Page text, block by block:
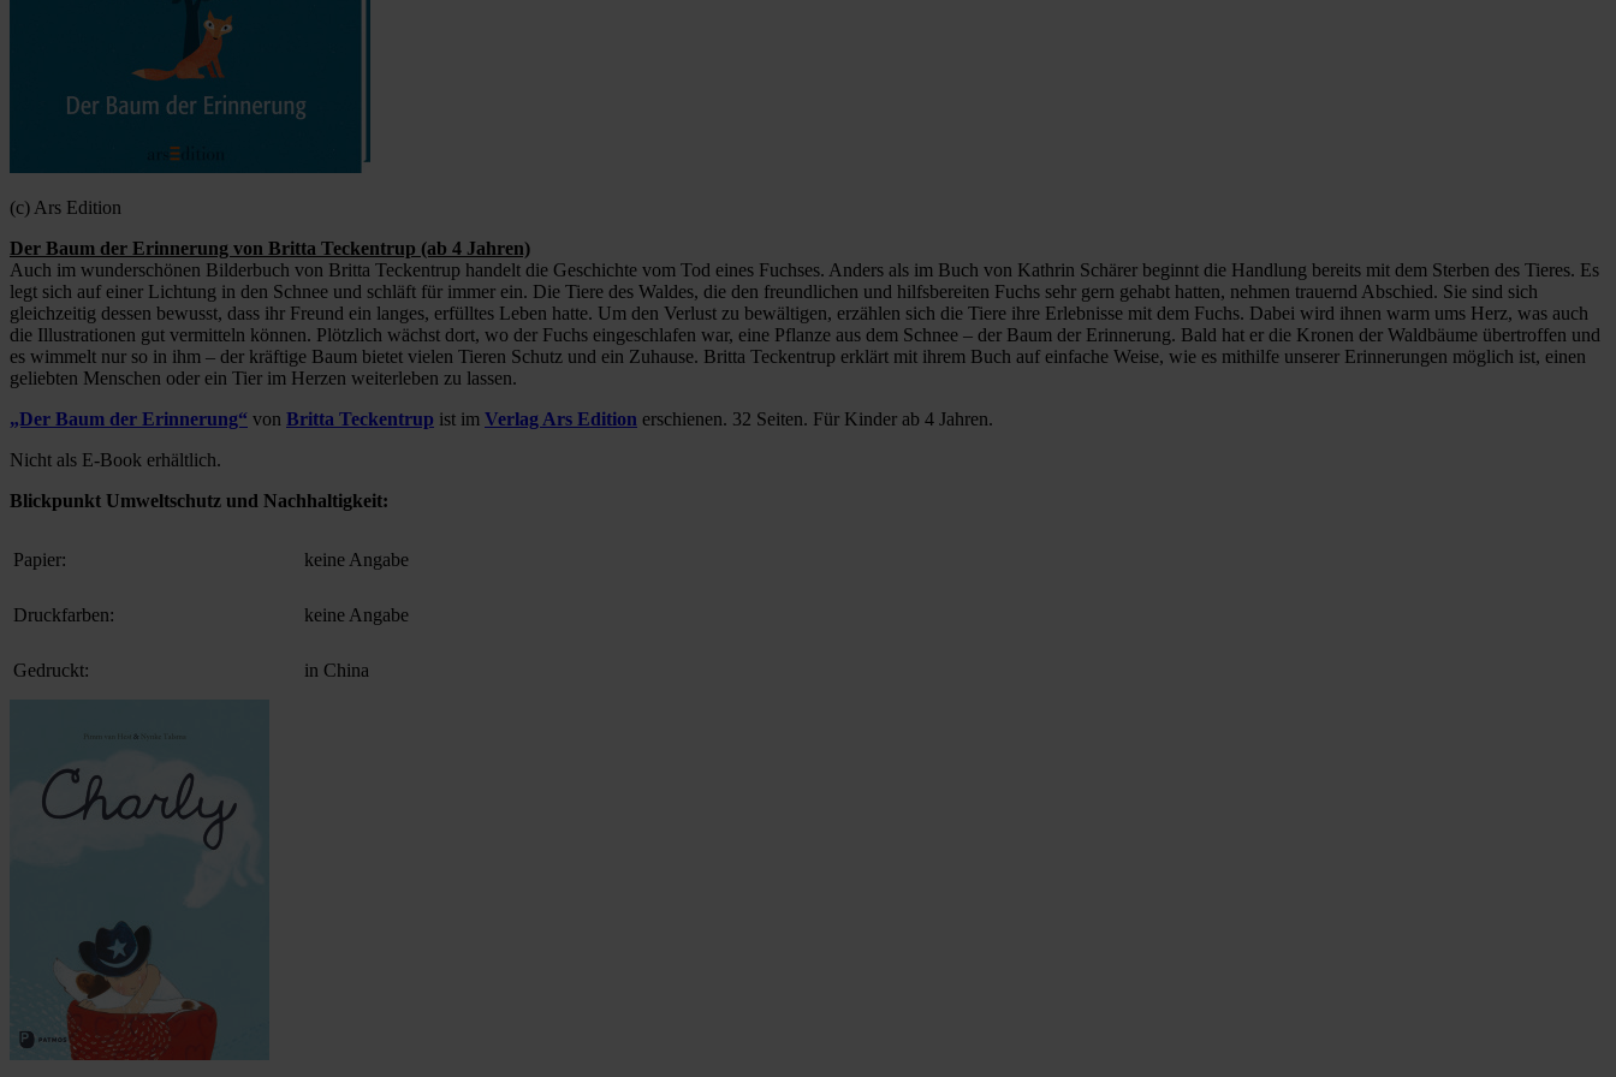
(c) Ars Edition
Der Baum der Erinnerung von Britta Teckentrup (ab 4 Jahren)
Auch im wunderschönen Bilderbuch von Britta Teckentrup handelt die Geschichte vom Tod eines Fuchses. Anders als im Buch von Kathrin Schärer beginnt die Handlung bereits mit dem Sterben des Tieres. Es
legt sich auf einer Lichtung in den Schnee und schläft für immer ein. Die Tiere des Waldes, die den freundlichen und hilfsbereiten Fuchs sehr gern gehabt hatten, nehmen trauernd Abschied. Sie sind sich
gleichzeitig dessen bewusst, dass ihr Freund ein langes, erfülltes Leben hatte. Um den Verlust zu bewältigen, erzählen sich die Tiere ihre Erlebnisse mit dem Fuchs. Dabei wird ihnen warm ums Herz, was auch
die Illustrationen gut vermitteln können. Plötzlich wächst dort, wo der Fuchs eingeschlafen war, eine Pflanze aus dem Schnee – der Baum der Erinnerung. Bald hat er die Kronen der Waldbäume übertroffen und
es wimmelt nur so in ihm – der kräftige Baum bietet vielen Tieren Schutz und ein Zuhause. Britta Teckentrup erklärt mit ihrem Buch auf einfache Weise, wie es mithilfe unserer Erinnerungen möglich ist, einen
geliebten Menschen oder ein Tier im Herzen weiterleben zu lassen.
„Der Baum der Erinnerung“ von Britta Teckentrup ist im Verlag Ars Edition erschienen. 32 Seiten. Für Kinder ab 4 Jahren.
Nicht als E-Book erhältlich.
Blickpunkt Umweltschutz und Nachhaltigkeit:
Papier: keine Angabe
Druckfarben: keine Angabe
Gedruckt: in China